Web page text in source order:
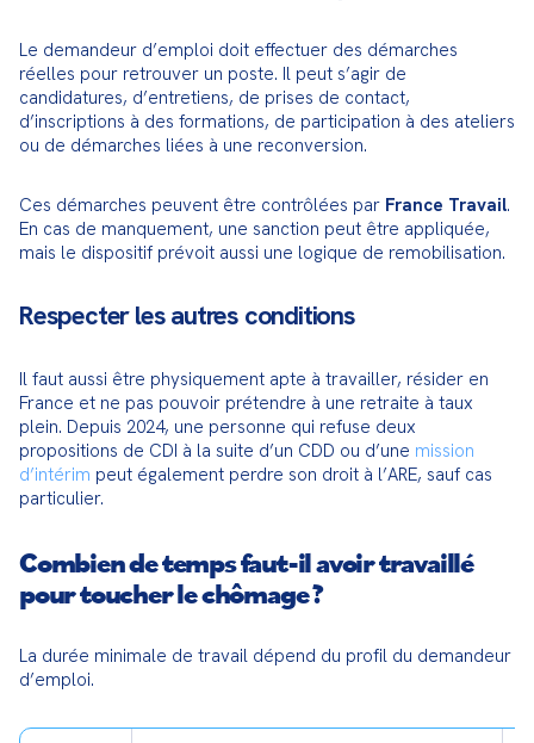
Le demandeur d’emploi doit effectuer des démarches
réelles pour retrouver un poste. Il peut s’agir de
candidatures, d’entretiens, de prises de contact,
d’inscriptions à des formations, de participation à des ateliers
ou de démarches liées à une reconversion.
Ces démarches peuvent être contrôlées par France Travail.
En cas de manquement, une sanction peut être appliquée,
mais le dispositif prévoit aussi une logique de remobilisation.
Respecter les autres conditions
Il faut aussi être physiquement apte à travailler, résider en
France et ne pas pouvoir prétendre à une retraite à taux
plein. Depuis 2024, une personne qui refuse deux
propositions de CDI à la suite d’un CDD ou d’une mission
d’intérim peut également perdre son droit à l’ARE, sauf cas
particulier.
Combien de temps faut-il avoir travaillé
pour toucher le chômage ?
La durée minimale de travail dépend du profil du demandeur
d’emploi.